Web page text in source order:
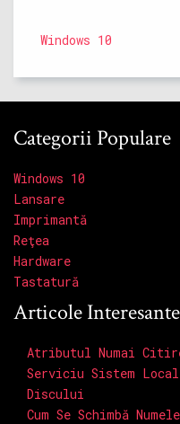
Windows 10
Categorii Populare
Windows 10
Lansare
Imprimantă
Reţea
Hardware
Tastatură
Articole Interesante
Atributul Numai
Serviciu Sistem
Discului
Cum Se Schimbă